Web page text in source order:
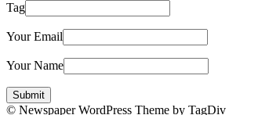
Tag
Your Email
Your Name
© Newspaper WordPress Theme by TagDiv